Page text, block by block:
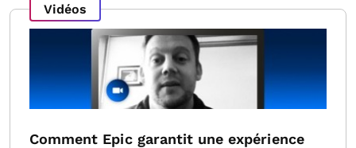
Vidéos
Comment Epic garantit une expérience